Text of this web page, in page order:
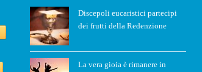
Discepoli eucaristici partecipi
dei frutti della Redenzione
La vera gioia è rimanere in